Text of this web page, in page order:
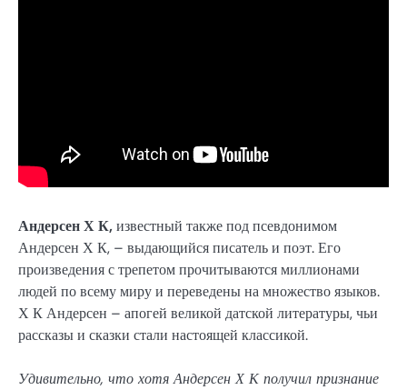
Андерсен Х К,известный также под псевдонимом
Андерсен Х К, – выдающийся писатель и поэт. Его
произведения с трепетом прочитываются миллионами
людей по всему миру и переведены на множество языков.
Х К Андерсен – апогей великой датской литературы, чьи
рассказы и сказки стали настоящей классикой.
Удивительно, что хотя Андерсен Х К получил признание